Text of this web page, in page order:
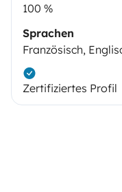
100 %
Sprachen
Französisch,
Zertifiziertes Profil